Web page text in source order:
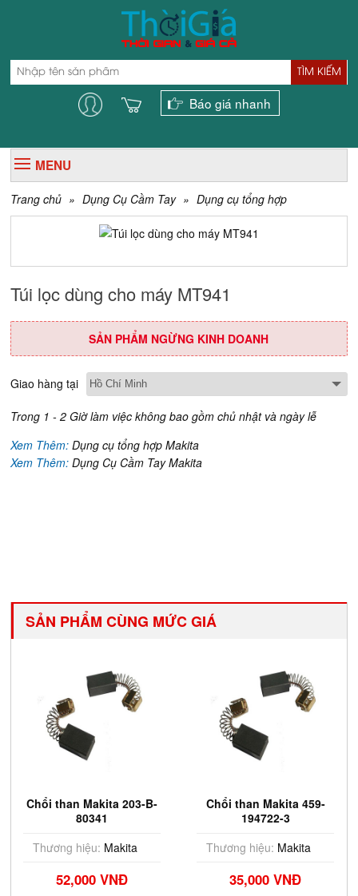
TÌM KIẾM
Báo giá nhanh
MENU
Trang chủ » Dụng Cụ Cầm Tay » Dụng cụ tổng hợp
Túi lọc dùng cho máy MT941
SẢN PHẨM NGỪNG KINH DOANH
Giao hàng tại
Trong 1 - 2 Giờ làm việc không bao gồm chủ nhật và ngày lễ
Xem Thêm:Dụng cụ tổng hợp Makita
Xem Thêm:Dụng Cụ Cầm Tay Makita
SẢN PHẨM CÙNG MỨC GIÁ
Chổi than Makita 203-B-
80341
Thương hiệu: Makita
52,000 VNĐ
Chổi than Makita 459-
194722-3
Thương hiệu: Makita
35,000 VNĐ